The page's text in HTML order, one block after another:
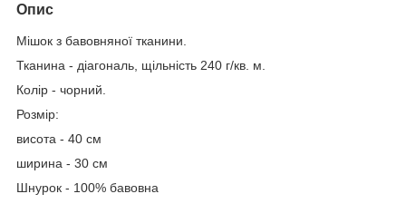
Опис
Мішок з бавовняної тканини.
Тканина - діагональ, щільність 240 г/кв. м.
Колір - чорний.
Розмір:
висота - 40 см
ширина - 30 см
Шнурок - 100% бавовна